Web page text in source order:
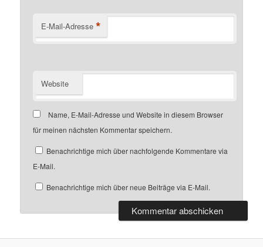
E-Mail-Adresse *
Website
Name, E-Mail-Adresse und Website in diesem Browser
für meinen nächsten Kommentar speichern.
Benachrichtige mich über nachfolgende Kommentare via
E-Mail.
Benachrichtige mich über neue Beiträge via E-Mail.